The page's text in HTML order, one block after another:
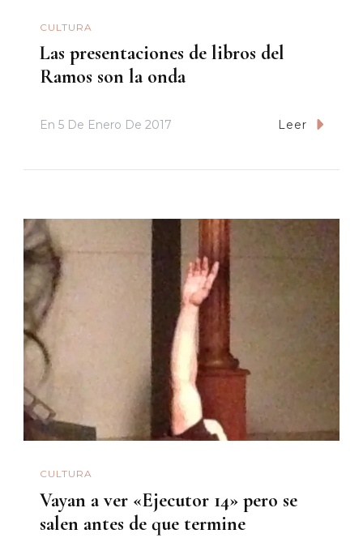
CULTURA
Las presentaciones de libros del
Ramos son la onda
En 5 De Enero De 2017 Leer
CULTURA
Vayan a ver «Ejecutor 14» pero se
salen antes de que termine